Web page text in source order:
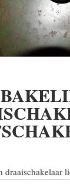
draaischakelaar